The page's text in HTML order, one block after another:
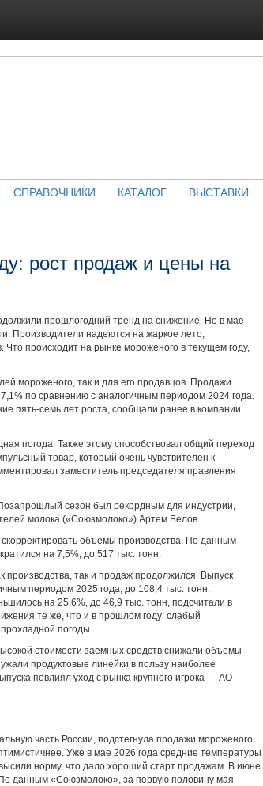
СПРАВОЧНИКИ КАТАЛОГ ВЫСТАВКИ
рост продаж и цены на
прошлогодний тренд на снижение. Но в мае
Производители надеются на жаркое лето,
Что происходит на рынке мороженого в текущем году,
мороженого, так и для его продавцов. Продажи
по сравнению с аналогичным периодом 2024 года.
пять-семь лет роста, сообщали ранее в компании
погода. Также этому способствовал общий переход
товар, который очень чувствителен к
заместитель председателя правления
сезон был рекордным для индустрии,
молока («Союзмолоко») Артем Белов.
объемы производства. По данным
на 7,5%, до 517 тыс. тонн.
производства, так и продаж продолжился. Выпуск
периодом 2025 года, до 108,4 тыс. тонн.
на 25,6%, до 46,9 тыс. тонн, подсчитали в
те же, что и в прошлом году: слабый
погоды.
стоимости заемных средств снижали объемы
продуктовые линейки в пользу наиболее
повлиял уход с рынка крупного игрока — АО
часть России, подстегнула продажи мороженого.
Уже в мае 2026 года средние температуры
норму, что дало хороший старт продажам. В июне
данным «Союзмолоко», за первую половину мая